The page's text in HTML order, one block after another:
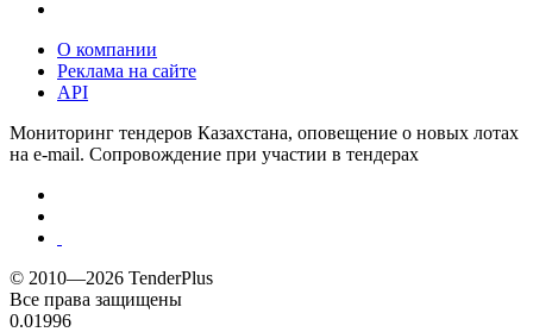
О компании
Реклама на сайте
API
Мониторинг тендеров Казахстана, оповещение о новых лотах
на e-mail. Сопровождение при участии в тендерах
© 2010—2026 TenderPlus
Все права защищены
0.01996